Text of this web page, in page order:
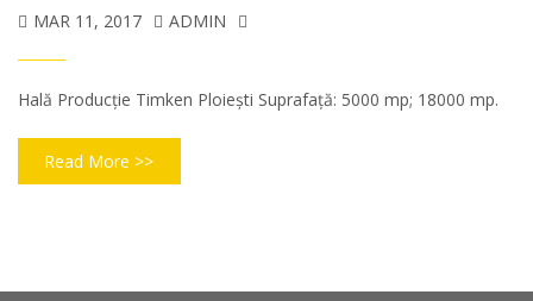
MAR 11, 2017 ADMIN
Hală Producție Timken Ploiești Suprafață: 5000 mp; 18000 mp.
Read More >>